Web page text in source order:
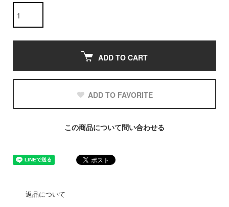
ADD TO CART
ADD TO FAVORITE
この商品について問い合わせる
返品について